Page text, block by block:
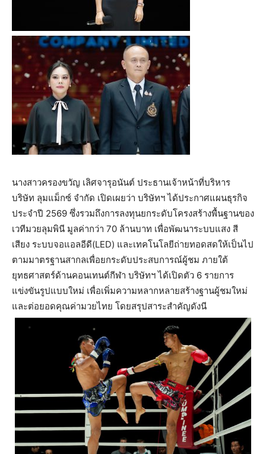
นางสาวครองขวัญ เลิศจารุอนันต์ ประธานเจ้าหน้าที่บริหาร
บริษัท ลุมแม็กซ์ จำกัด เปิดเผยว่า บริษัทฯ ได้ประกาศแผนธุรกิจ
ประจำปี 2569 ซึ่งรวมถึงการลงทุนยกระดับโครงสร้างพื้นฐานของ
เวทีมวยลุมพินี มูลค่ากว่า 70 ล้านบาท เพื่อพัฒนาระบบแสง สี
เสียง ระบบจอแอลอีดี(LED) และเทคโนโลยีถ่ายทอดสดให้เป็นไป
ตามมาตรฐานสากลเพื่อยกระดับประสบการณ์ผู้ชม ภายใต้
ยุทธศาสตร์ด้านคอนเทนต์กีฬา บริษัทฯ ได้เปิดตัว 6 รายการ
แข่งขันรูปแบบใหม่ เพื่อเพิ่มความหลากหลายสร้างฐานผู้ชมใหม่
และต่อยอดคุณค่ามวยไทย โดยสรุปสาระสำคัญดังนี